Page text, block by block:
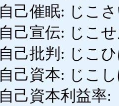
自己催眠: じこ
自己宣伝: じこ
自己批判: じこ
自己資本: じこ
自己資本利益率: